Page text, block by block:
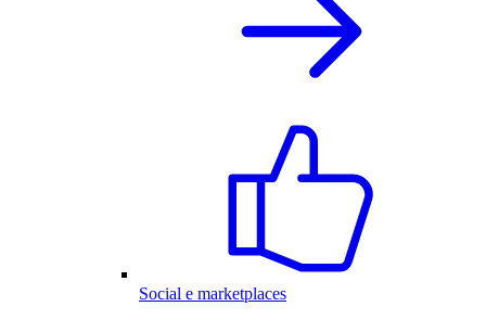
Social e marketplaces